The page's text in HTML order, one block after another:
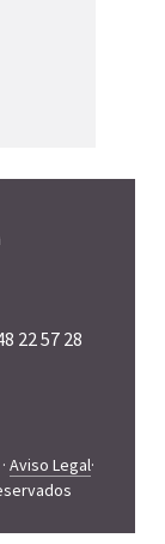
22 57 28
· Aviso Legal·